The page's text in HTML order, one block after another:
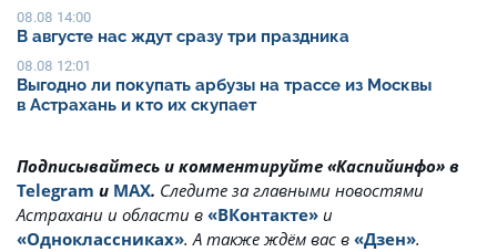
08.08 14:00
В августе нас ждут сразу три праздника
08.08 12:01
Выгодно ли покупать арбузы на трассе из Москвы
в Астрахань и кто их скупает
Подписывайтесь и комментируйте «Каспийинфо» в
Telegram и MAX. Cледите за главными новостями
Астрахани и области в «ВКонтакте» и
«Одноклассниках». А также ждём вас в «Дзен».